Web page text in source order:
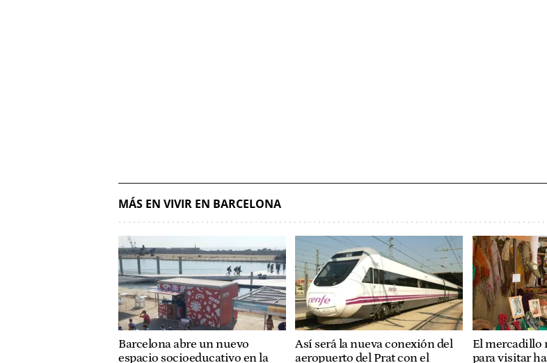
MÁS EN VIVIR EN BARCELONA
Barcelona abre un nuevo
espacio socioeducativo en la
Así será la nueva conexión del
aeropuerto del Prat con el
El mercadillo
para visitar